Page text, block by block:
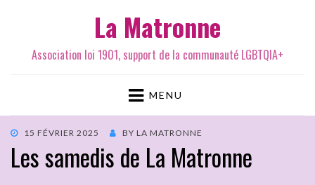
La Matronne
Association loi 1901, support de la communauté LGBTQIA+
MENU
15 FÉVRIER 2025 BY LA MATRONNE
Les samedis de La Matronne